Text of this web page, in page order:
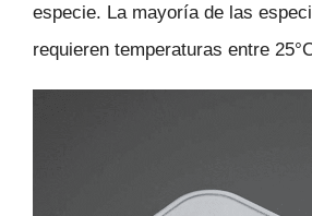
especie. La mayoría de las
requieren temperaturas entre